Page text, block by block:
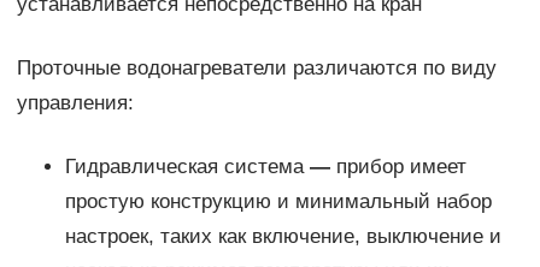
устанавливается непосредственно на кран
Проточные водонагреватели различаются по виду
управления:
Гидравлическая система —прибор имеет
простую конструкцию и минимальный набор
настроек, таких как включение, выключение и